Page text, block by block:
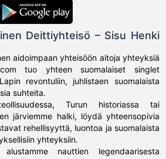
Deittiyhteisö – Sisu Henki
aidoimpaan yhteisöön aitoja yhteyksiä
tuo yhteen suomalaiset singlet
revontuliin, juhlistaen suomalaista
suhteita.
Turun historiassa tai
järviemme halki, löydä yhteensopivia
rehellisyyttä, luontoa ja suomalaista
yhteyksiin.
nauttien legendaarisesta